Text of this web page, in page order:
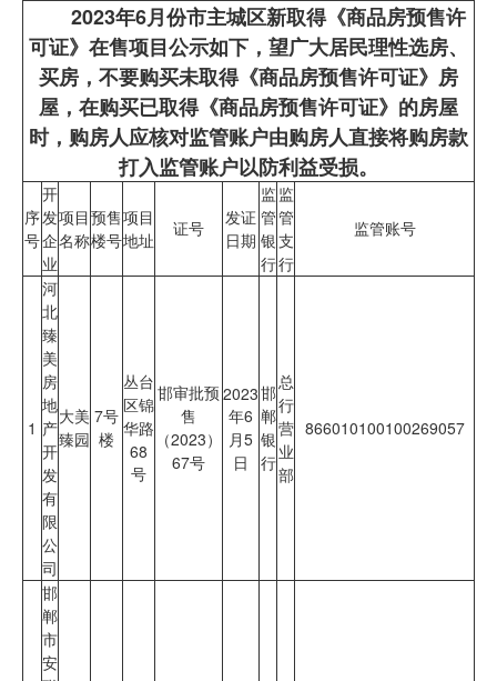
2023年6月份市主城区新取得《商品房预售许
可证》在售项目公示如下，望广大居民理性选房、
买房，不要购买未取得《商品房预售许可证》房
屋，在购买已取得《商品房预售许可证》的房屋
时，购房人应核对监管账户由购房人直接将购房款
打入监管账户以防利益受损。
序
号
开
发
企
业
项目
名称
预售
楼号
项目
地址
证号
发证
日期
监
管
银
行
监
管
支
行
监管账号
1
河
北
臻
美
房
地
产
开
发
有
限
公
司
大美
臻园
7号
楼
丛台
区锦
华路
68
号
邯审批预
售
（2023）
67号
2023
年6
月5
日
邯
郸
银
行
总
行
营
业
部
866010100100269057
邯
郸
市
安